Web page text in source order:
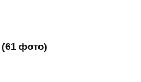
(61 фото)